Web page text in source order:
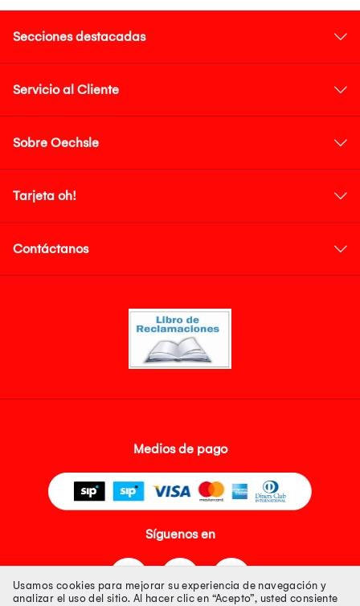
Secciones destacadas
Servicio al Cliente
Sobre Oechsle
Tarjeta oh!
Contáctanos
Medios de pago
Síguenos en
Usamos cookies para mejorar su experiencia de navegación y
analizar el uso del sitio. Al hacer clic en “Acepto”, usted consiente